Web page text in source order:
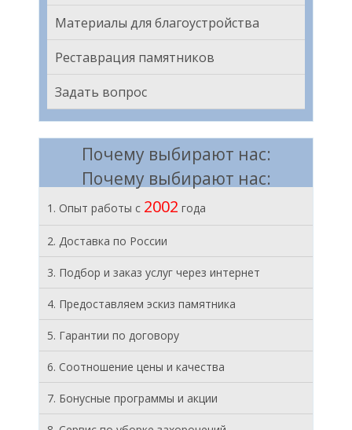
Материалы для благоустройства
Реставрация памятников
Задать вопрос
Почему выбирают нас:
Почему выбирают нас:
1. Опыт работы с 2002 года
2. Доставка по России
3. Подбор и заказ услуг через интернет
4. Предоставляем эскиз памятника
5. Гарантии по договору
6. Соотношение цены и качества
7. Бонусные программы и акции